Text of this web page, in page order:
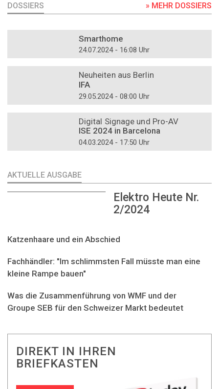
DOSSIERS » MEHR DOSSIERS
Smarthome
24.07.2024 - 16:08 Uhr
Neuheiten aus Berlin
IFA
29.05.2024 - 08:00 Uhr
Digital Signage und Pro-AV
ISE 2024 in Barcelona
04.03.2024 - 17:50 Uhr
AKTUELLE AUSGABE
Elektro Heute Nr.
2/2024
Katzenhaare und ein Abschied
Fachhändler: "Im schlimmsten Fall müsste man eine
kleine Rampe bauen"
Was die Zusammenführung von WMF und der
Groupe SEB für den Schweizer Markt bedeutet
DIREKT IN IHREN
BRIEFKASTEN